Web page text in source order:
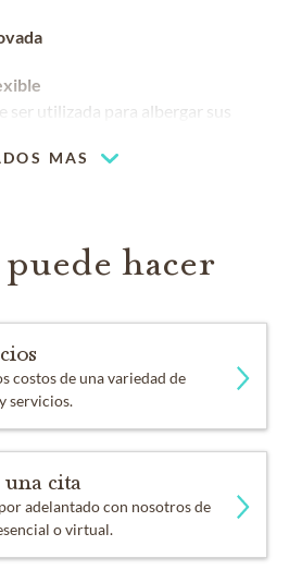
ser utilizada para albergar sus
MAS
hacer
costos de una variedad de
servicios.
cita
adelantado con nosotros de
o virtual.